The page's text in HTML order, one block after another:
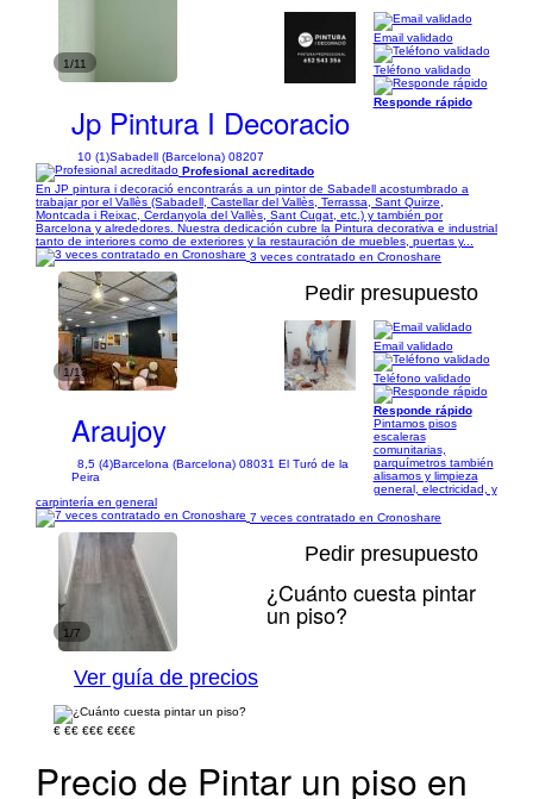
1/11
Jp Pintura I Decoracio
10 (1)Sabadell (Barcelona) 08207
Email validado
Teléfono validado
Responde rápido
Profesional acreditado
En JP pintura i decoració encontrarás a un pintor de Sabadell acostumbrado a
trabajar por el Vallès (Sabadell, Castellar del Vallès, Terrassa, Sant Quirze,
Montcada i Reixac, Cerdanyola del Vallès, Sant Cugat, etc.) y también por
Barcelona y alrededores. Nuestra dedicación cubre la Pintura decorativa e industrial
tanto de interiores como de exteriores y la restauración de muebles, puertas y...
3 veces contratado en Cronoshare
1/13
Pedir presupuesto
Araujoy
8,5 (4)Barcelona (Barcelona) 08031 El Turó de la
Peira
Email validado
Teléfono validado
Responde rápido
Pintamos pisos
escaleras
comunitarias,
parquímetros también
alisamos y limpieza
general, electricidad, y
carpintería en general
7 veces contratado en Cronoshare
1/7
Pedir presupuesto
¿Cuánto cuesta pintar
un piso?
Ver guía de precios
€ €€ €€€ €€€€
Precio de Pintar un piso en